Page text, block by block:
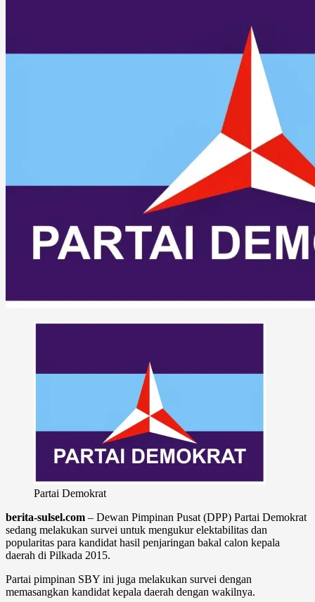
Partai Demokrat
berita-sulsel.com – Dewan Pimpinan Pusat (DPP) Partai Demokrat
sedang melakukan survei untuk mengukur elektabilitas dan
popularitas para kandidat hasil penjaringan bakal calon kepala
daerah di Pilkada 2015.
Partai pimpinan SBY ini juga melakukan survei dengan
memasangkan kandidat kepala daerah dengan wakilnya.